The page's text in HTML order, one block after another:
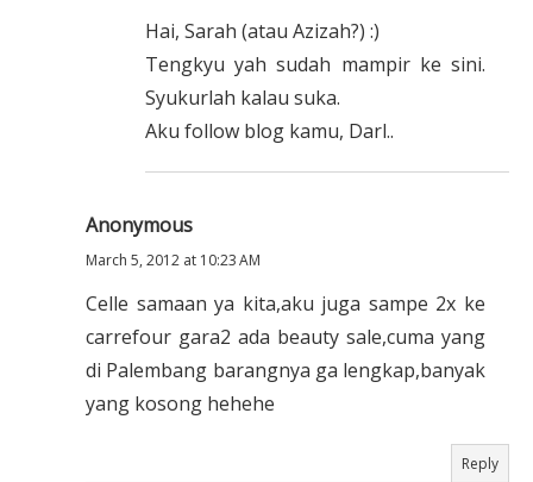
Hai, Sarah (atau Azizah?) :)
Tengkyu yah sudah mampir ke sini.
Syukurlah kalau suka.
Aku follow blog kamu, Darl..
Anonymous
March 5, 2012 at 10:23 AM
Celle samaan ya kita,aku juga sampe 2x ke
carrefour gara2 ada beauty sale,cuma yang
di Palembang barangnya ga lengkap,banyak
yang kosong hehehe
Reply